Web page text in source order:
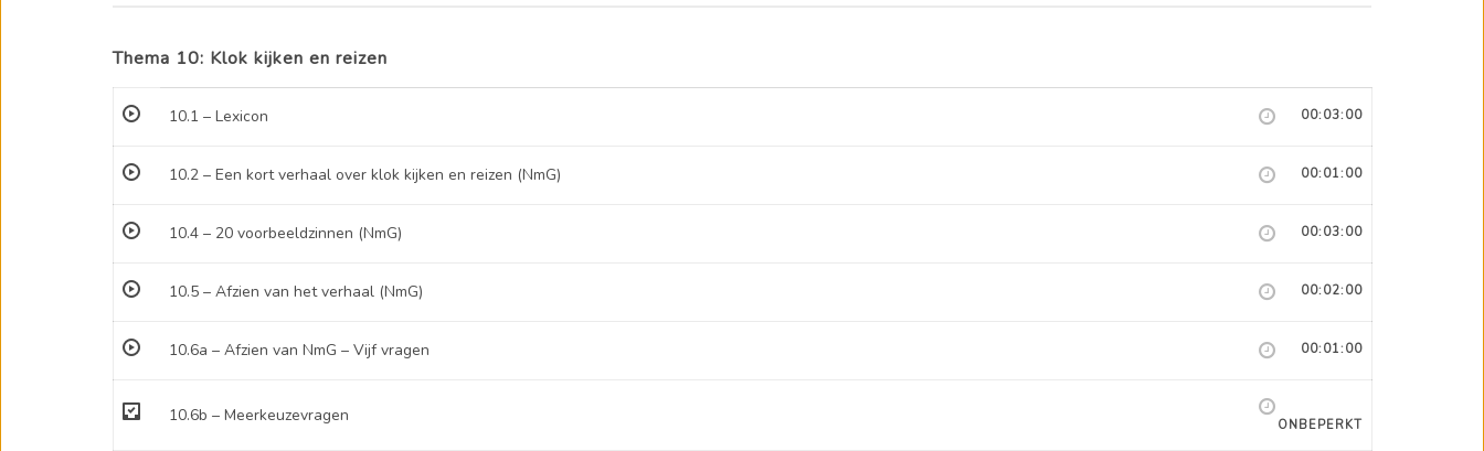
Thema 10: Klok kijken en reizen
10.1 – Lexicon 00:03:00
10.2 – Een kort verhaal over klok kijken en reizen (NmG) 00:01:00
10.4 – 20 voorbeeldzinnen (NmG) 00:03:00
10.5 – Afzien van het verhaal (NmG) 00:02:00
10.6a – Afzien van NmG – Vijf vragen 00:01:00
10.6b – Meerkeuzevragen ONBEPERKT